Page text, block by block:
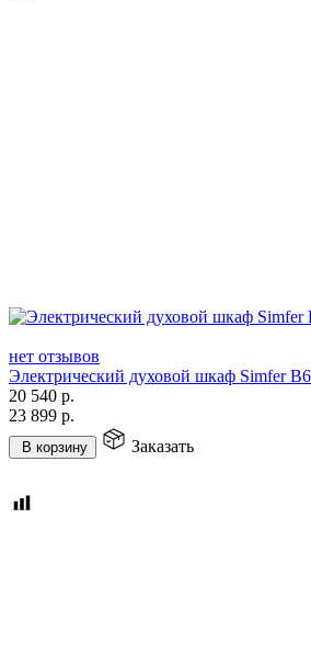
нет отзывов
Электрический духовой шкаф Simfer
20 540 р.
23 899 р.
В корзину Заказать